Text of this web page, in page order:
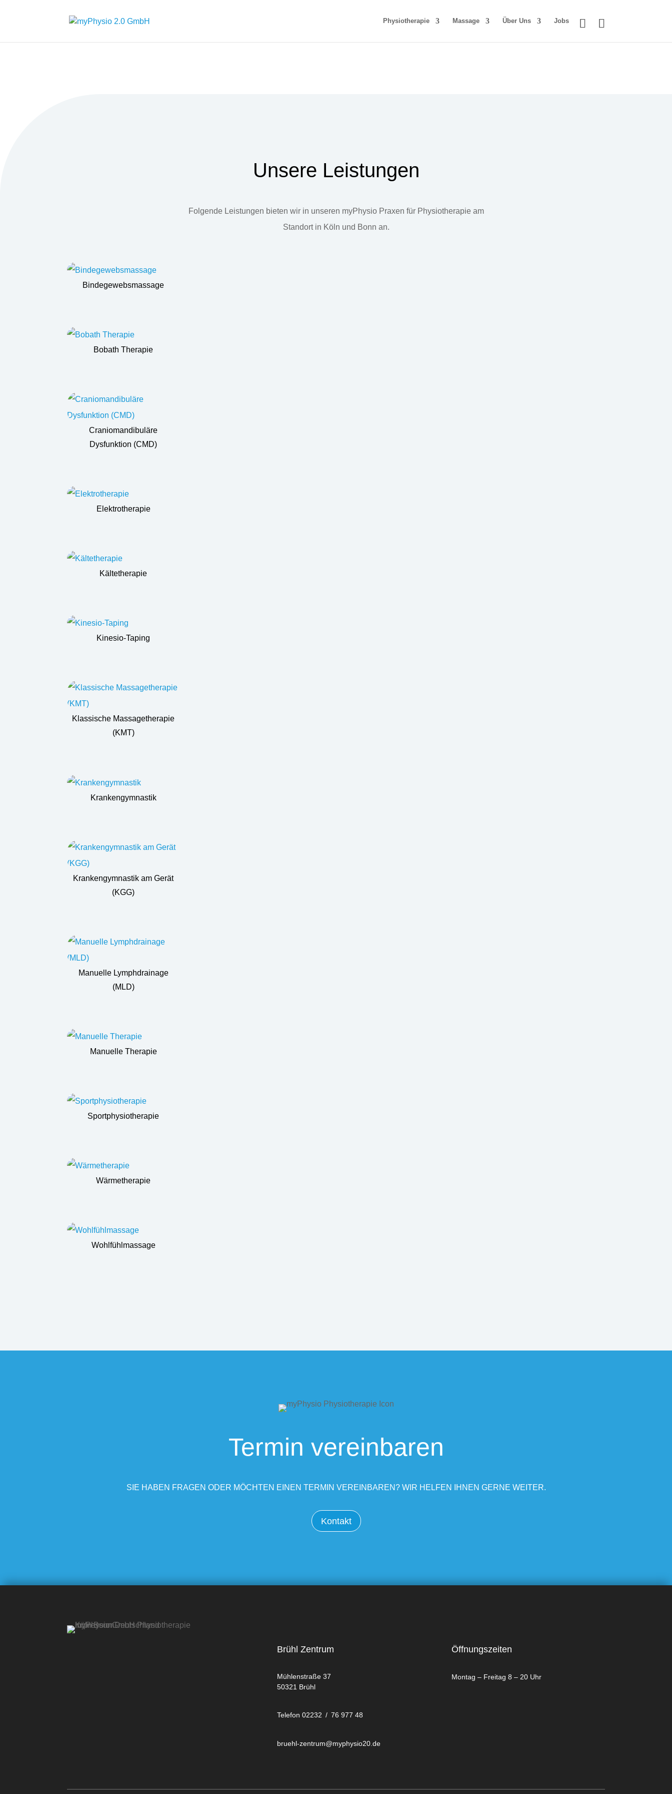
Physiotherapie Massage Über Uns Jobs
Unsere Leistungen
Folgende Leistungen bieten wir in unseren myPhysio Praxen für Physiotherapie am
Standort in Köln und Bonn an.
Bindegewebsmassage
Bobath Therapie
Craniomandibuläre
Dysfunktion (CMD)
Elektrotherapie
Kältetherapie
Kinesio-Taping
Klassische Massagetherapie
(KMT)
Krankengymnastik
Krankengymnastik am Gerät
(KGG)
Manuelle Lymphdrainage
(MLD)
Manuelle Therapie
Sportphysiotherapie
Wärmetherapie
Wohlfühlmassage
Termin vereinbaren
SIE HABEN FRAGEN ODER MÖCHTEN EINEN TERMIN VEREINBAREN? WIR HELFEN IHNEN GERNE WEITER.
Kontakt
Brühl Zentrum
Mühlenstraße 37
50321 Brühl
Telefon 02232 / 76 977 48
bruehl-zentrum@myphysio20.de
Öffnungszeiten
Montag – Freitag 8 – 20 Uhr